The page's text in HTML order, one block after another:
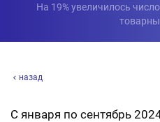
На 19% увеличилось
назад
С января по сентябрь